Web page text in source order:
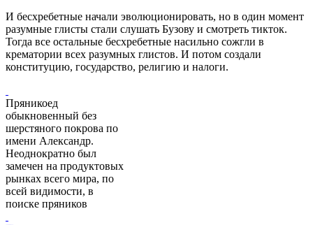
И бесхребетные начали эволюционировать, но в один момент
разумные глисты стали слушать Бузову и смотреть тикток.
Тогда все остальные бесхребетные насильно сожгли в
крематории всех разумных глистов. И потом создали
конституцию, государство, религию и налоги.
Пряникоед
обыкновенный без
шерстяного покрова по
имени Александр.
Неоднократно был
замечен на продуктовых
рынках всего мира, по
всей видимости, в
поиске пряников